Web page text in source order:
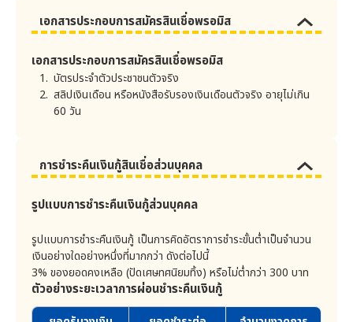
ค้างชำระเกิน 30 วัน คิด
เพิ่ม 100 บาท และ
ทุกๆ 30 วัน
เรียกชำระในแต่ละเดือน
ไม่เกิน 1,000 บาท จะไม่
4.2 ค่าขอใบแจ้งหนี้ยอด
บัญชีของแต่ละงวด (ชุดที่
2 เป็นต้นไป)
4.3 ค่าขอตรวจสอบ
ลูกค้าจะสูญเสียประโยชน์แห่งเงื่อนเวลาทันที โดยไม่ต้องได้
รับคำบอกกล่าวจากบริษัท เมื่อมีเหตุการณ์ใดเหตุการณ์หนึ่ง
ดังต่อไปนี้เกิดขึ้นแก่ลูกค้า และบริษัทสามารถเรียกให้ลูกค้า
ชำระเงินทั้งหมดได้โดยพลัน
. เก็บเป็นเอกสารที่เป็นลายลักษณ์อักษรและวิธีทาง
อิเล็กทรอนิกส์
. ในกรณีที่เป็นเอกสารที่เป็นลายลักษณ์อักษร บริษัทจัด
เก็บในห้องหรือตู้ที่ติดตั้งอุปกรณ์นิรภัย
. ในกรณีที่เป็นวิธีทางอิเล็กทรอนิกส์ บริษัทจัดเก็บบน
เซิร์ฟเวอร์ที่ติดตั้งในห้องที่ติดตั้งอุปกรณ์นิรภัย
ประเภทข้อมูลส่วนบุคคล
เวลาจัด
ข้อมูลส่วนบุคคล อาทิ ชื่อ วันเดือนปีเกิด
สถานที่ติดต่อ (ยกเว้นไฟล์เสียงสนทนา, IP
Address และ คุกกี้)
ไฟล์เสียงสนทนา
เอกสารประกอบการสมัครสินเชื่อพรอมิส
เอกสารประกอบการสมัครสินเชื่อพรอมิส
บัตรประจำตัวประชาชนตัวจริง
สลิปเงินเดือน หรือหนังสือรับรองเงินเดือนตัวจริง อายุไม่เกิน
60 วัน
การชำระคืนเงินกู้สินเชื่อส่วนบุคคล
รูปแบบการชำระคืนเงินกู้ส่วนบุคคล
รูปแบบการชำระคืนเงินกู้ เป็นการคิดอัตราการชำระขั้นต่ำเป็นจำนวน
เงินอย่างใดอย่างหนึ่งที่มากกว่า ดังต่อไปนี้
3% ของยอดคงเหลือ (ปัดเศษทศนิยมทิ้ง) หรือไม่ต่ำกว่า 300 บาท
ตัวอย่างระยะเวลาการผ่อนชำระคืนเงินกู้